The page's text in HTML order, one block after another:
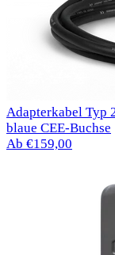
Adapterkabel Typ
blaue CEE-Buchse
Ab €159,00